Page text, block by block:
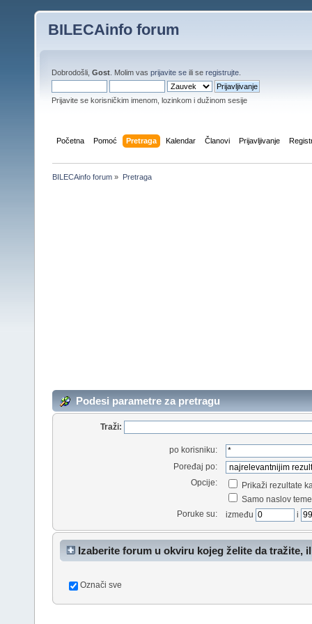
BILECAinfo forum
Dobrodošli, Gost . Molim vas prijavite se ili se registrujte
Prijavite se korisničkim imenom, lozinkom i dužinom sesije
Početna Pomoć Pretraga Kalendar Članovi Prijavljivanje
BILECAinfo forum » Pretraga
Podesi parametre za pretragu
Traži:
po korisniku:
Poređaj po:
Opcije:
Prikaži rezultate
Samo naslov teme
Poruke su:
između i
Izaberite forum u okviru kojeg želite da tražite,
Označi sve